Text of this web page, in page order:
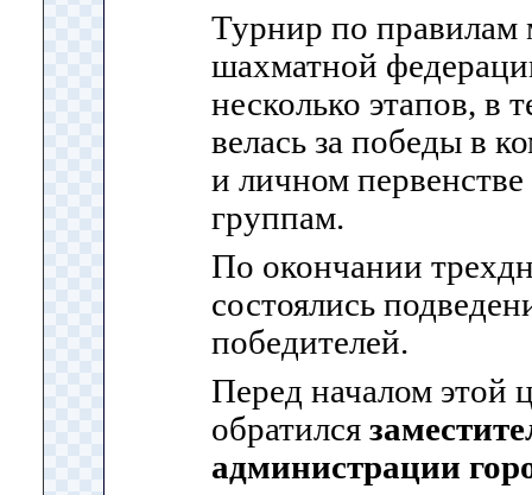
Турнир по
шахматной
несколько этапов, в
велась за победы в
и личном
группам.
По окончании
состоялись
победителей.
Перед началом этой
обратился
администрации